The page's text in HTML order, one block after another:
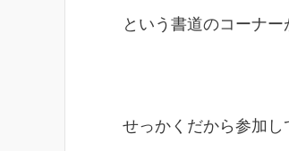
という書道のコーナー
せっかくだから参加し